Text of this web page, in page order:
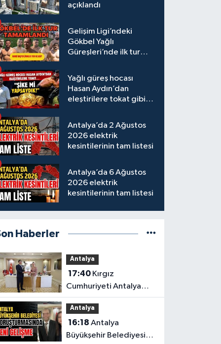
açıklandı
Gelişim Ligi’ndeki
Gökbel Yağlı
Güreşleri’nde ilk tur
Yağlı güreş hocası
Hasan Aydın’dan
eleştirilere tokat gibi
Antalya’da 2 Ağustos
2026 elektrik
kesintilerinin tam listesi
Antalya’da 6 Ağustos
2026 elektrik
kesintilerinin tam listesi
Haberler
Antalya
17:40Kırgız
Cumhuriyeti Antalya
Başkonsolosu’ndan
anlamlı ziyaret
Antalya
16:18
Büyükşehir Belediyesi